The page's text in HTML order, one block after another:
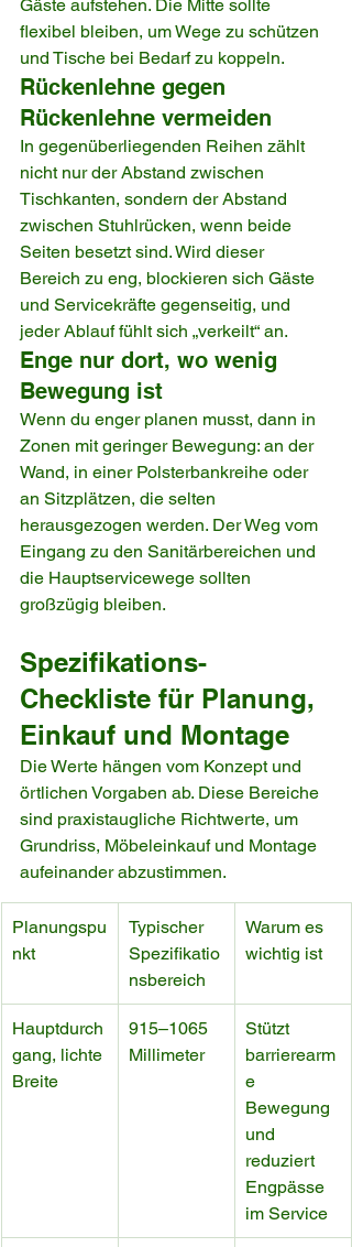
Gäste aufstehen. Die Mitte sollte
flexibel bleiben, um Wege zu schützen
und Tische bei Bedarf zu koppeln.
Rückenlehne gegen
Rückenlehne vermeiden
In gegenüberliegenden Reihen zählt
nicht nur der Abstand zwischen
Tischkanten, sondern der Abstand
zwischen Stuhlrücken, wenn beide
Seiten besetzt sind. Wird dieser
Bereich zu eng, blockieren sich Gäste
und Servicekräfte gegenseitig, und
jeder Ablauf fühlt sich „verkeilt“ an.
Enge nur dort, wo wenig
Bewegung ist
Wenn du enger planen musst, dann in
Zonen mit geringer Bewegung: an der
Wand, in einer Polsterbankreihe oder
an Sitzplätzen, die selten
herausgezogen werden. Der Weg vom
Eingang zu den Sanitärbereichen und
die Hauptservicewege sollten
großzügig bleiben.
Spezifikations-
Checkliste für Planung,
Einkauf und Montage
Die Werte hängen vom Konzept und
örtlichen Vorgaben ab. Diese Bereiche
sind praxistaugliche Richtwerte, um
Grundriss, Möbeleinkauf und Montage
aufeinander abzustimmen.
Planungspu
nkt
Typischer
Spezifikatio
nsbereich
Warum es
wichtig ist
Hauptdurch
gang, lichte
Breite
915–1065
Millimeter
Stützt
barrierearm
e
Bewegung
und
reduziert
Engpässe
im Service